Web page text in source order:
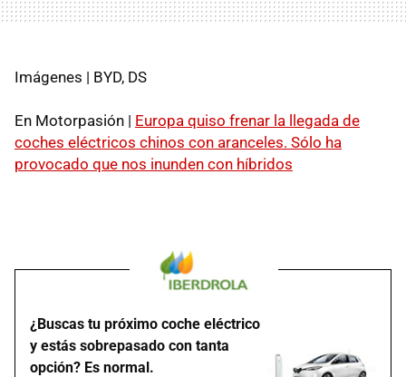
Imágenes | BYD, DS
En Motorpasión | Europa quiso frenar la llegada de
coches eléctricos chinos con aranceles. Sólo ha
provocado que nos inunden con híbridos
¿Buscas tu próximo coche eléctrico
y estás sobrepasado con tanta
opción? Es normal.